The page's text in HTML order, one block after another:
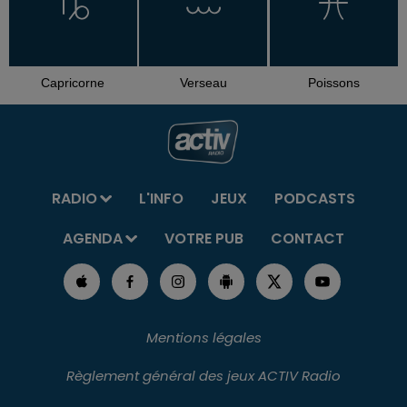
Capricorne Verseau Poissons
RADIO L'INFO JEUX
PODCASTS
AGENDA
VOTRE PUB CONTACT
Mentions légales
Règlement général des jeux ACTIV Radio